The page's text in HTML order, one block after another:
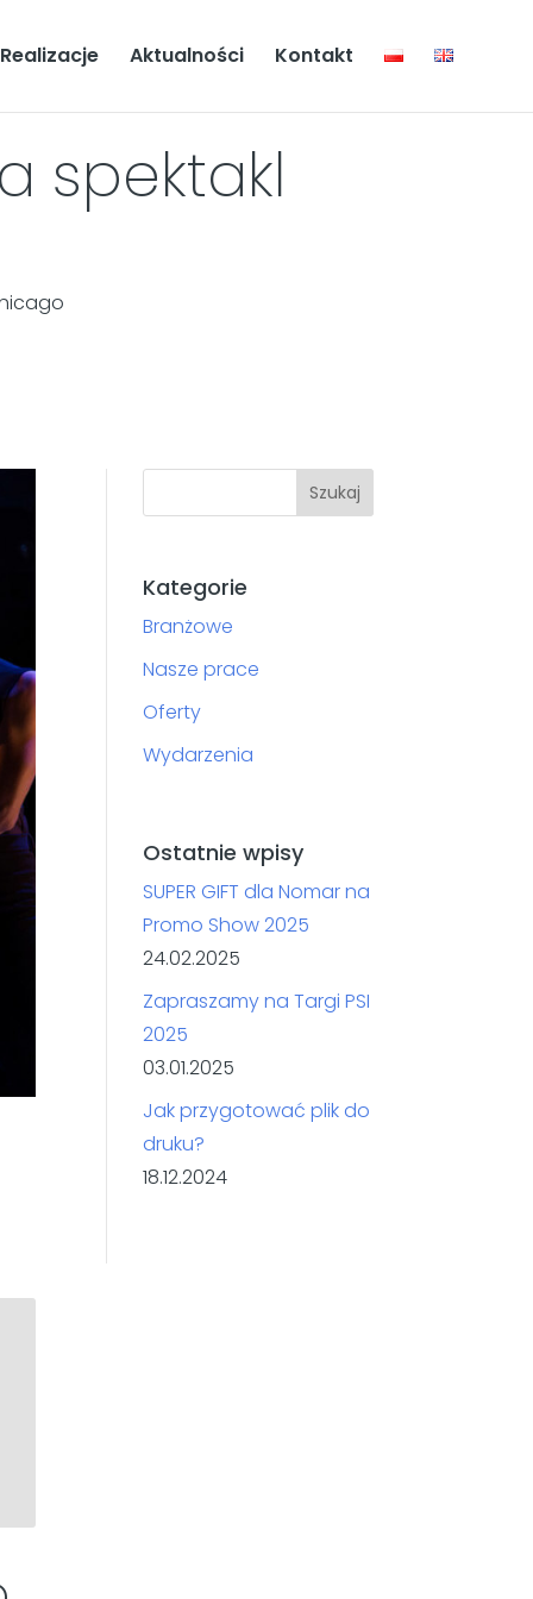
Realizacje Aktualności Kontakt
spektakl
Kategorie
Branżowe
Nasze prace
Oferty
Wydarzenia
Ostatnie wpisy
SUPER GIFT dla Nomar na
Promo Show 2025
24.02.2025
Zapraszamy na Targi PSI
2025
03.01.2025
Jak przygotować plik do
druku?
18.12.2024